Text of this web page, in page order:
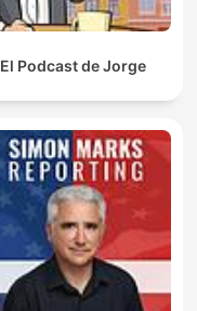
El Podcast de Jorge